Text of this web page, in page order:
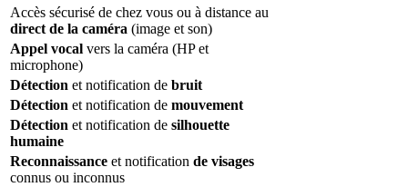
Accès sécurisé de chez vous ou à distance au
direct de la caméra (image et son)
Appel vocal vers la caméra (HP et
microphone)
Détection et notification de bruit
Détection et notification de mouvement
Détection et notification de silhouette
humaine
Reconnaissance et notification de visages
connus ou inconnus